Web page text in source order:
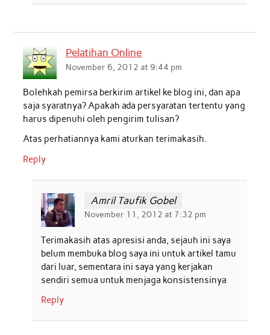
Pelatihan Online
November 6, 2012 at 9:44 pm
Bolehkah pemirsa berkirim artikel ke blog ini, dan apa
saja syaratnya? Apakah ada persyaratan tertentu yang
harus dipenuhi oleh pengirim tulisan?
Atas perhatiannya kami aturkan terimakasih.
Reply
Amril Taufik Gobel
November 11, 2012 at 7:32 pm
Terimakasih atas apresisi anda, sejauh ini saya
belum membuka blog saya ini untuk artikel tamu
dari luar, sementara ini saya yang kerjakan
sendiri semua untuk menjaga konsistensinya
Reply